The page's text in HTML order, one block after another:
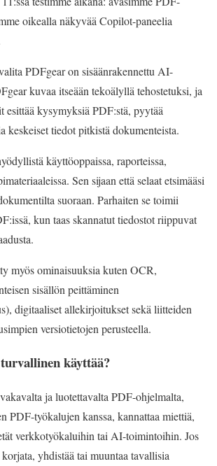
oikealla näkyvää Copilot-paneelia
PDFgear on sisäänrakennettu AI-
kuvaa itseään tekoälyllä tehostetuksi, ja
kysymyksiä PDF:stä, pyytää
keskeiset tiedot pitkistä dokumenteista.
käyttöoppaissa, raporteissa,
Sen sijaan että selaat etsimääsi
suoraan. Parhaiten se toimii
kun taas skannatut tiedostot riippuvat
myös ominaisuuksia kuten OCR,
sisällön peittäminen
digitaaliset allekirjoitukset sekä liitteiden
versiotietojen perusteella.
käyttää?
ja luotettavalta PDF-ohjelmalta,
PDF-työkalujen kanssa, kannattaa miettiä,
verkkotyökaluihin tai AI-toimintoihin. Jos
yhdistää tai muuntaa tavallisia